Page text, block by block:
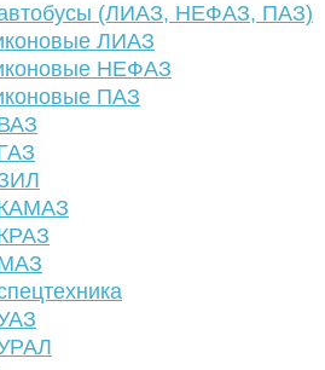
автобусы (ЛИАЗ, НЕФАЗ, ПАЗ)
ЛИАЗ
НЕФАЗ
ПАЗ
КАМАЗ